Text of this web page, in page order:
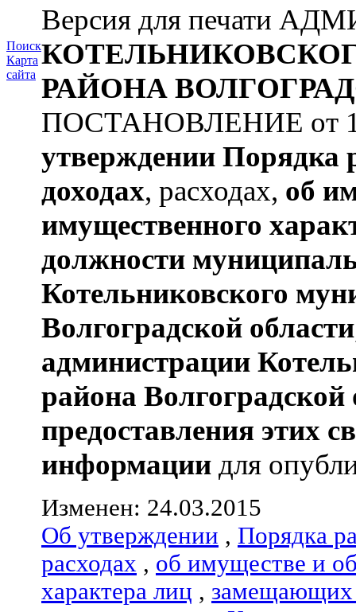
Поиск
Карта
сайта
Версия для печати
РАЙОНА
ПОСТАНОВЛЕНИЕ от
утверждении Порядка
доходах, расходах, об
имущественного
должности
Котельниковского
Волгоградской области
администрации
района Волгоградской
предоставления этих
информации для
Изменен: 24.03.2015
Об утверждении , Порядка
расходах , об имуществе и
характера лиц , замещающих